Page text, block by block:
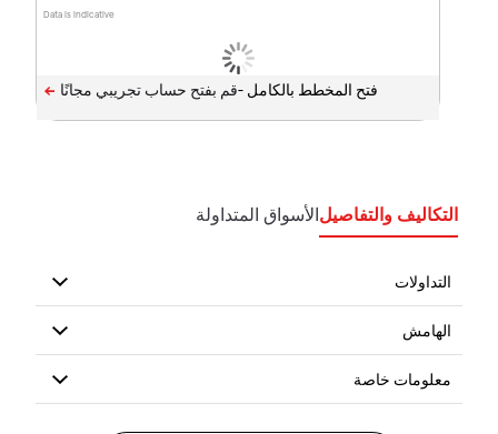
Data is indicative
فتح المخطط بالكامل -
التكاليف والتفاصيلالأسواق المتداولة